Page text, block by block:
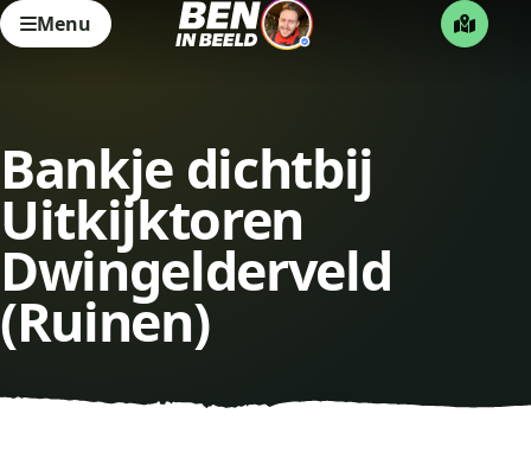
Menu
Bankje dichtbij
Uitkijktoren
Dwingelderveld
(Ruinen)